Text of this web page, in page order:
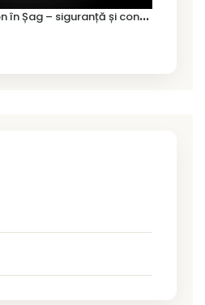
M
ontaj videointerfon în Șag – siguranță și control pentru locuința ta